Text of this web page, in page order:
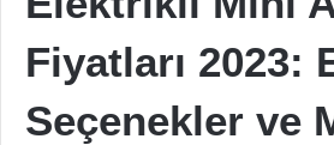
Fiyatları 2023:
Seçenekler ve